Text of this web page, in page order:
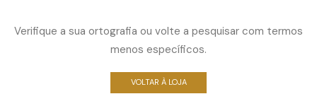
Verifique a sua ortografia ou volte a pesquisar com termos
menos específicos.
VOLTAR À LOJA